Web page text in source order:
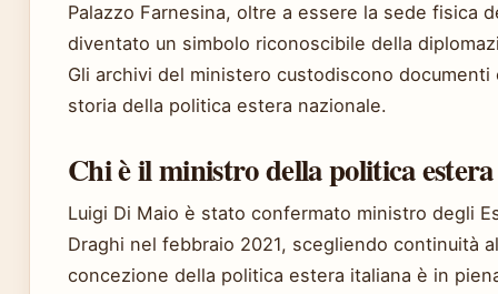
Palazzo Farnesina, oltre a essere la sede fisica
diventato un simbolo riconoscibile della
Gli archivi del ministero custodiscono
storia della politica estera nazionale.
Chi è il ministro della politica
Luigi Di Maio è stato confermato ministro degli
Draghi nel febbraio 2021, scegliendo continuità
concezione della politica estera italiana è in